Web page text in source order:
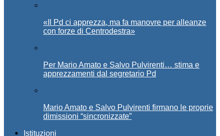
«Il Pd ci apprezza, ma fa manovre per alleanze
con forze di Centrodestra»
Per Mario Amato e Salvo Pulvirenti… stima e
apprezzamenti dal segretario Pd
Mario Amato e Salvo Pulvirenti firmano le proprie
dimissioni “sincronizzate”
Istituzioni